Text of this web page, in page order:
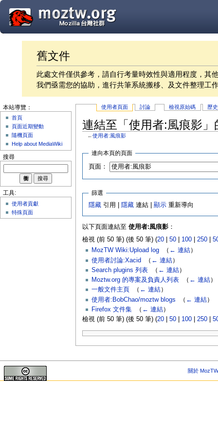
舊文件
此處文件僅供參考，請自行考量時效性與適用程度，其
我們亟需您的協助，進行共筆系統搬移、及文件整理工
使用者頁面 討論 檢視原始碼 歷
連結至「使用者:風痕影」
←使用者:風痕影
連向本頁的頁面
頁面：
篩選
隱藏 引用 | 隱藏 連結 |顯示 重新導向
以下頁面連結至 使用者:風痕影：
檢視 (前 50 筆) (後 50 筆) (20| 50| 100| 250|
MozTW Wiki:Upload log‎ （ ← 連結）
使用者討論:Xacid
（ ← 連結）
Search plugins 列表‎ （ ← 連結）
Moztw.org 的專案及負責人列表‎ （ ← 連結）
一般文件主頁
（ ← 連結）
使用者:BobChao/moztw blogs
（ ← 連結）
Firefox 文件集‎ （ ← 連結）
檢視 (前 50 筆) (後 50 筆) (20| 50| 100| 250|
本站導覽：
首頁
頁面近期變動
隨機頁面
Help about MediaWiki
搜尋
工具:
使用者貢獻
特殊頁面
關於